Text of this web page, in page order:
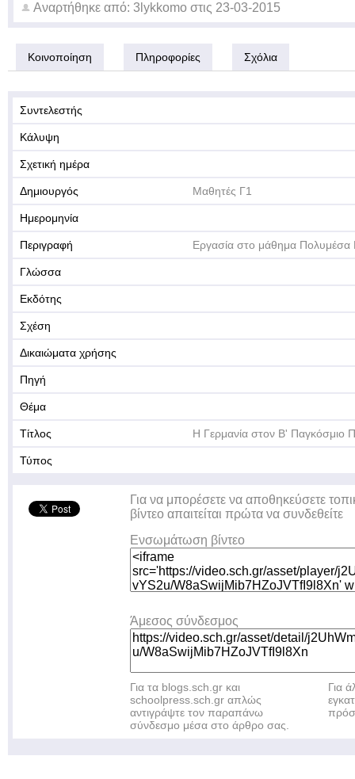
Αναρτήθηκε από: 3lykkomo στις 23-03-2015
Κοινοποίηση Πληροφορίες Σχόλια
Συντελεστής
Κάλυψη
Σχετική ημέρα
Δημιουργός Μαθητές Γ1
Ημερομηνία
Περιγραφή Εργασία στο μάθημα Πολυμέσα
Γλώσσα
Εκδότης
Σχέση
Δικαιώματα χρήσης
Πηγή
Θέμα
Τίτλος Η Γερμανία στον B' Παγκόσμιο
Τύπος
Για να μπορέσετε να αποθηκεύσετε
βίντεο απαιτείται πρώτα να συνδεθείτε
Ενσωμάτωση βίντεο
Άμεσος σύνδεσμος
Για τα blogs.sch.gr και
schoolpress.sch.gr απλώς
αντιγράψτε τον παραπάνω
σύνδεσμο μέσα στο άρθρο σας.
Για